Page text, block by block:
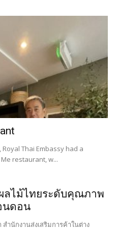
Thai Embassy had a
restaurant, w...
ลไม้ไทยระดับคุณภาพ
นดอน
ำนักงานส่งเสริมการค้าในต่าง